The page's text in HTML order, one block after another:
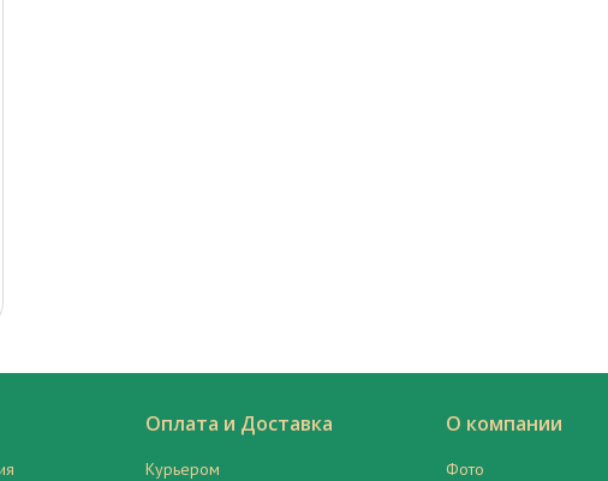
Оплата и Доставка
Курьером
О компании
Фото